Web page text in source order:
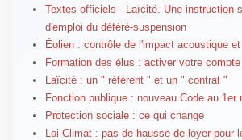
Textes officiels - Laïcité. Une instruction
d'emploi du déféré-suspension
Éolien : contrôle de l'impact acoustique
Formation des élus : activer votre compte
Laïcité : un " référent " et un " contrat "
Fonction publique : nouveau Code au 1er
Protection sociale : ce qui change
Loi Climat : pas de hausse de loyer pour